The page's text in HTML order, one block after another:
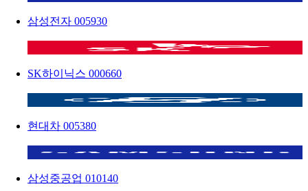
삼성전자 005930
SK하이닉스 000660
현대차 005380
삼성중공업 010140